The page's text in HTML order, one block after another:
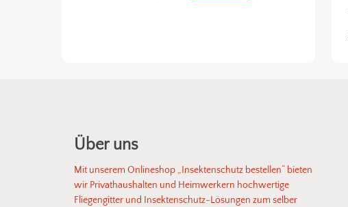
Über uns
Mit unserem Onlineshop „Insektenschutz bestellen“ bieten
wir Privathaushalten und Heimwerkern hochwertige
Fliegengitter und Insektenschutz-Lösungen zum selber